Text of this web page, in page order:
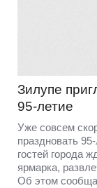
Зилупе
95-летие
Уже совсем
праздновать
гостей города
ярмарка,
Об этом